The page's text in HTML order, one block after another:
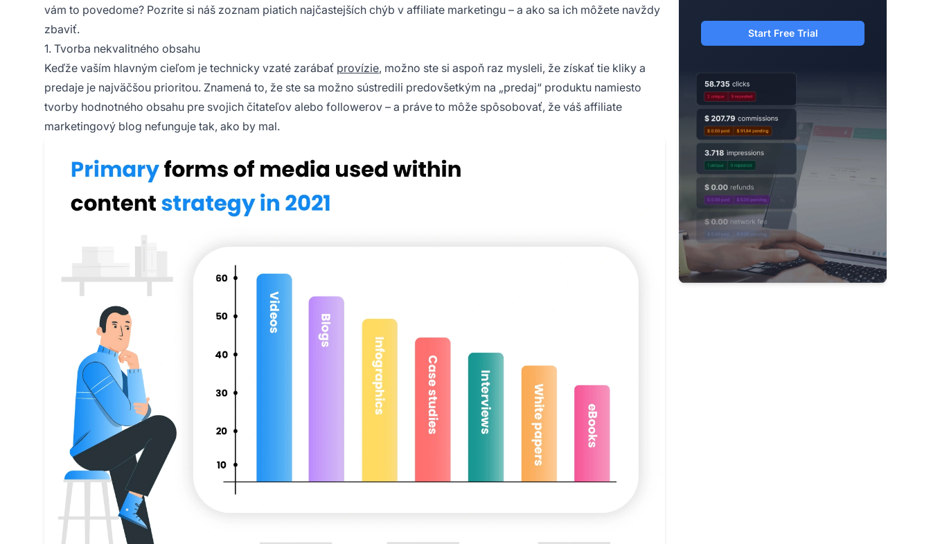
vám to povedome? Pozrite si náš zoznam piatich najčastejších chýb v affiliate marketingu – a ako sa ich môžete navždy
zbaviť.
1. Tvorba nekvalitného obsahu
Keďže vaším hlavným cieľom je technicky vzaté zarábať provízie, možno ste si aspoň raz mysleli, že získať tie kliky a
predaje je najväčšou prioritou. Znamená to, že ste sa možno sústredili predovšetkým na „predaj“ produktu namiesto
tvorby hodnotného obsahu pre svojich čitateľov alebo followerov – a práve to môže spôsobovať, že váš affiliate
marketingový blog nefunguje tak, ako by mal.
Start Free Trial